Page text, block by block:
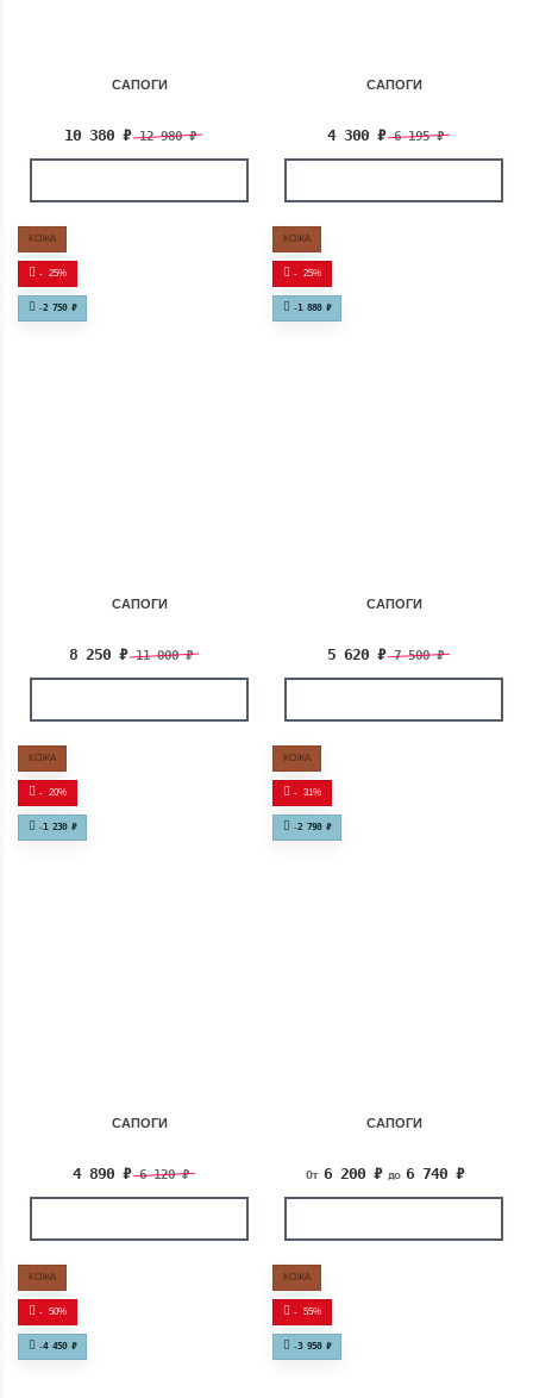
САПОГИ
10 380 ₽ 12 980₽
САПОГИ
4 300 ₽ 6 195₽
КОЖА
- 25%
-2 750 ₽
САПОГИ
8 250 ₽ 11 000₽
КОЖА
- 25%
-1 880 ₽
САПОГИ
5 620 ₽ 7 500₽
КОЖА
- 20%
-1 230 ₽
САПОГИ
4 890 ₽ 6 120₽
КОЖА
- 31%
-2 790 ₽
САПОГИ
От 6 200 ₽до 6 740 ₽
КОЖА
- 50%
-4 450 ₽
КОЖА
- 55%
-3 950 ₽